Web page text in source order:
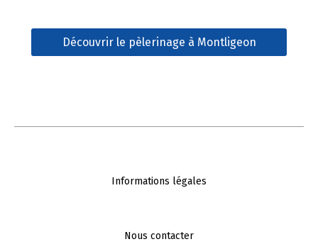
Découvrir le pèlerinage à Montligeon
Informations légales
Nous contacter